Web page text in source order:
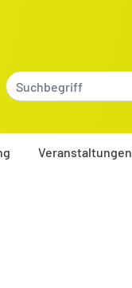
Veranstaltungen